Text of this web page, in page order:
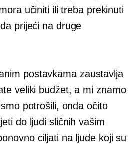
učiniti ili treba prekinuti
prijeći na druge
postavkama zaustavlja
veliki budžet, a mi znamo
potrošili, onda očito
do ljudi sličnih vašim
ciljati na ljude koji su